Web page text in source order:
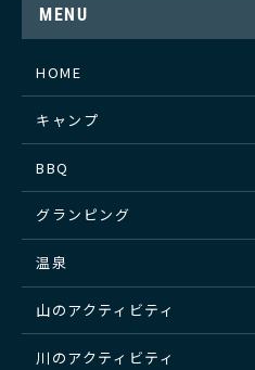
MENU
HOME
キャンプ
BBQ
グランピング
温泉
山のアクティビティ
川のアクティビティ